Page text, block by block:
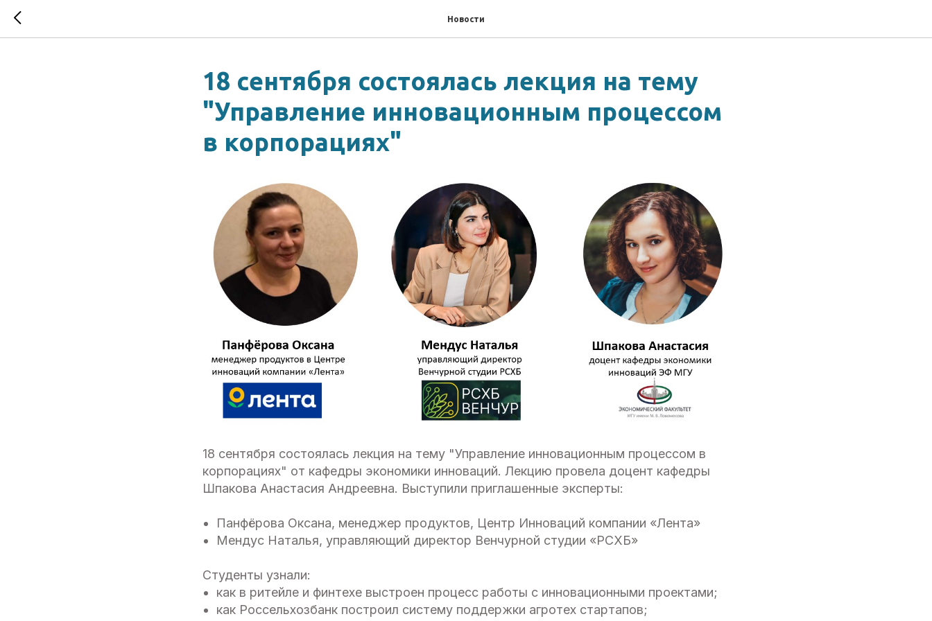
Новости
18 сентября состоялась лекция на тему
"Управление инновационным процессом
в корпорациях"
18 сентября состоялась лекция на тему "Управление инновационным процессом в
корпорациях" от кафедры экономики инноваций. Лекцию провела доцент кафедры
Шпакова Анастасия Андреевна. Выступили приглашенные эксперты:
Панфёрова Оксана, менеджер продуктов, Центр Инноваций компании «Лента»
Мендус Наталья, управляющий директор Венчурной студии «РСХБ»
Студенты узнали:
как в ритейле и финтехе выстроен процесс работы с инновационными проектами;
как Россельхозбанк построил систему поддержки агротех стартапов;